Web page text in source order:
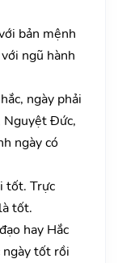
bản mệnh
ngũ hành
ngày phải
Nguyệt Đức,
ngày có
tốt. Trực
tốt.
hay Hắc
ngày tốt rồi